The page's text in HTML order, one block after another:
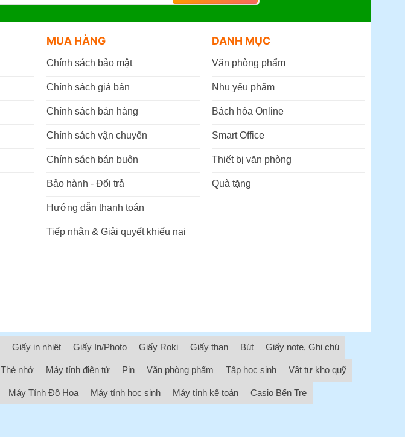
MUA HÀNG
Chính sách bảo mật
Chính sách giá bán
Chính sách bán hàng
Chính sách vận chuyển
Chính sách bán buôn
Bảo hành - Đổi trả
Hướng dẫn thanh toán
Tiếp nhận & Giải quyết khiếu nại
DANH MỤC
Văn phòng phẩm
Nhu yếu phẩm
Bách hóa Online
Smart Office
Thiết bị văn phòng
Quà tặng
Giấy in nhiệt Giấy In/Photo Giấy Roki Giấy than Bút Giấy note, Ghi chú
Thẻ nhớ Máy tính điện tử Pin Văn phòng phẩm Tập học sinh Vật tư kho quỹ
Máy Tính Đồ Họa Máy tính học sinh Máy tính kế toán Casio Bến Tre